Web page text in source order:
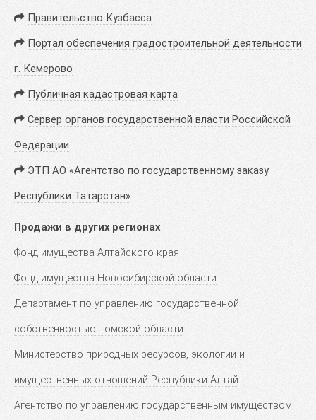
Правительство Кузбасса
Портал обеспечения градостроительной деятельности
г. Кемерово
Публичная кадастровая карта
Сервер органов государственной власти Российской
Федерации
ЭТП АО «Агентство по государственному заказу
Республики Татарстан»
Продажи в других регионах
Фонд имущества Алтайского края
Фонд имущества Новосибирской области
Департамент по управлению государственной
собственностью Томской области
Министерство природных ресурсов, экологии и
имущественных отношений Республики Алтай
Агентство по управлению государственным имуществом